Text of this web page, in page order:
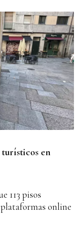
turísticos en
113 pisos
online